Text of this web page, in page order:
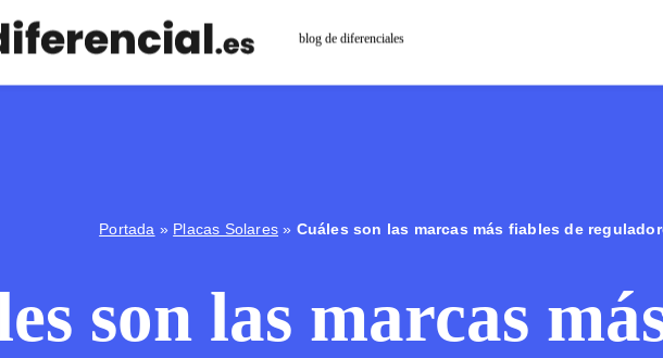
blog de diferenciales
Portada » Placas Solares » Cuáles son las marcas más fiables de
son las marcas